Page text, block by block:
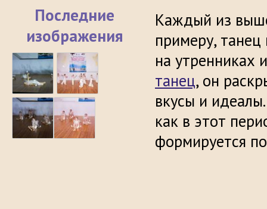
Последние
изображения
Каждый из
примеру,
на утренниках
танец, он
вкусы и
как в этот
формируется